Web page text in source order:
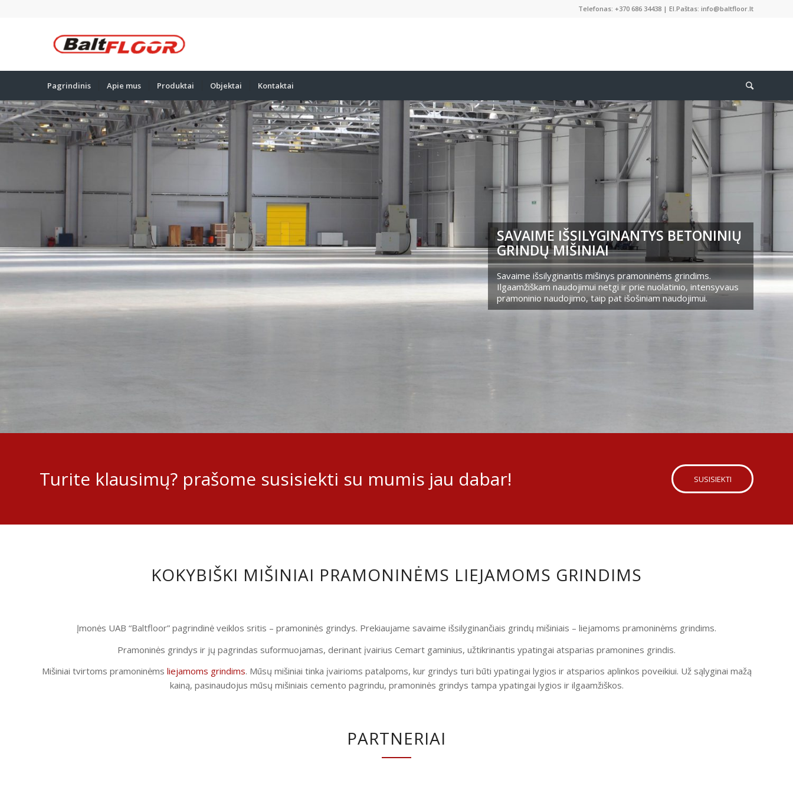
Telefonas: +370 686 34438 | El.Paštas: info@baltfloor.lt
Pagrindinis Apie mus Produktai Objektai Kontaktai
SAVAIME IŠSILYGINANTYS BETONINIŲ
GRINDŲ MIŠINIAI
Savaime išsilyginantis mišinys pramoninėms grindims.
Ilgaamžiškam naudojimui netgi ir prie nuolatinio, intensyvaus
pramoninio naudojimo, taip pat išošiniam naudojimui.
Turite klausimų? prašome susisiekti su mumis jau dabar! SUSISIEKTI
KOKYBIŠKI MIŠINIAI PRAMONINĖMS LIEJAMOMS GRINDIMS
Įmonės UAB “Baltfloor” pagrindinė veiklos sritis – pramoninės grindys. Prekiaujame savaime išsilyginančiais grindų mišiniais – liejamoms pramoninėms grindims.
Pramoninės grindys ir jų pagrindas suformuojamas, derinant įvairius Cemart gaminius, užtikrinantis ypatingai atsparias pramonines grindis.
Mišiniai tvirtoms pramoninėms liejamoms grindims. Mūsų mišiniai tinka įvairioms patalpoms, kur grindys turi būti ypatingai lygios ir atsparios aplinkos poveikiui. Už sąlyginai mažą
kainą, pasinaudojus mūsų mišiniais cemento pagrindu, pramoninės grindys tampa ypatingai lygios ir ilgaamžiškos.
PARTNERIAI